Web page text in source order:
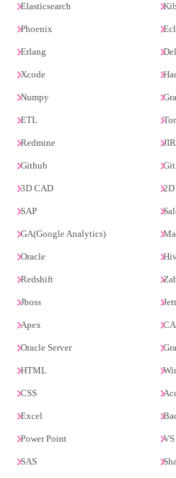
Elasticsearch
Phoenix
Erlang
Xcode
Numpy
ETL
Redmine
Github Git
3D CAD
SAP
GA(Google Analytics)
Oracle
Redshift
Jboss
Apex
Oracle Server
HTML
CSS
Excel
Power Point
SAS